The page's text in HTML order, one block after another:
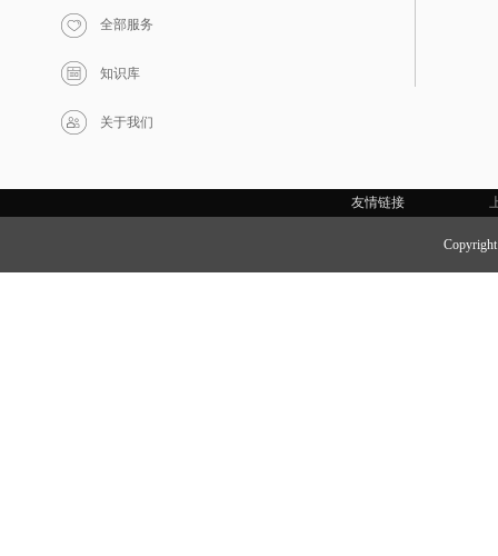
全部服务
知识库
关于我们
友情链接